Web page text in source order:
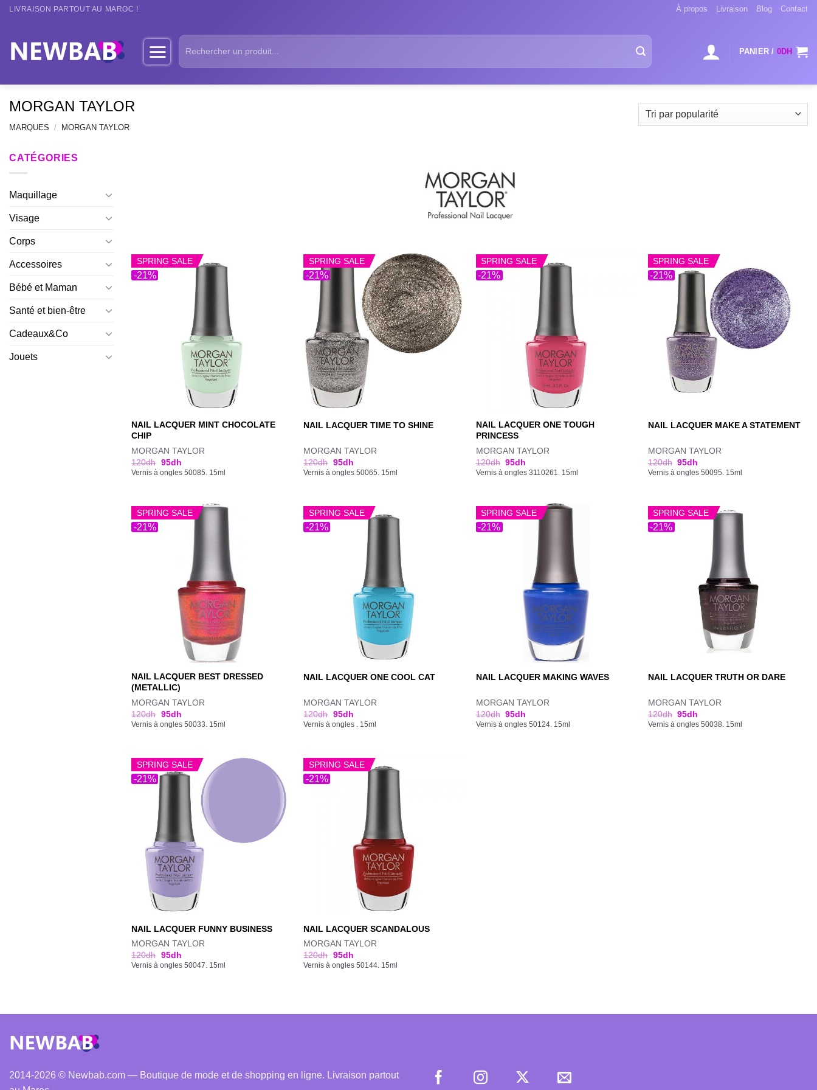
Passer
LIVRAISON PARTOUT AU MAROC ! À propos Livraison Blog Contact
Recherche
pour :
PANIER / 0DH
MORGAN TAYLOR
MARQUES / MORGAN TAYLOR
CATÉGORIES
Maquillage
Visage
Corps
Accessoires
Bébé et Maman
Santé et bien-être
Cadeaux&Co
Jouets
-21%
SPRING SALE
NAIL LACQUER MINT CHOCOLATE
CHIP
MORGAN TAYLOR
120dh 95dh
Vernis à ongles 50085. 15ml
-21%
SPRING SALE
NAIL LACQUER TIME TO SHINE
MORGAN TAYLOR
120dh 95dh
Vernis à ongles 50065. 15ml
-21%
SPRING SALE
NAIL LACQUER ONE TOUGH
PRINCESS
MORGAN TAYLOR
120dh 95dh
Vernis à ongles 3110261. 15ml
-21%
SPRING SALE
NAIL LACQUER MAKE A STATEMENT
MORGAN TAYLOR
120dh 95dh
Vernis à ongles 50095. 15ml
-21%
SPRING SALE
NAIL LACQUER BEST DRESSED
(METALLIC)
MORGAN TAYLOR
120dh 95dh
Vernis à ongles 50033. 15ml
-21%
SPRING SALE
NAIL LACQUER ONE COOL CAT
MORGAN TAYLOR
120dh 95dh
Vernis à ongles . 15ml
-21%
SPRING SALE
NAIL LACQUER MAKING WAVES
MORGAN TAYLOR
120dh 95dh
Vernis à ongles 50124. 15ml
-21%
SPRING SALE
NAIL LACQUER TRUTH OR DARE
MORGAN TAYLOR
120dh 95dh
Vernis à ongles 50038. 15ml
-21%
SPRING SALE
NAIL LACQUER FUNNY BUSINESS
MORGAN TAYLOR
120dh 95dh
Vernis à ongles 50047. 15ml
-21%
SPRING SALE
NAIL LACQUER SCANDALOUS
MORGAN TAYLOR
120dh 95dh
Vernis à ongles 50144. 15ml
2014-2026 © Newbab.com — Boutique de mode et de shopping en ligne. Livraison partout